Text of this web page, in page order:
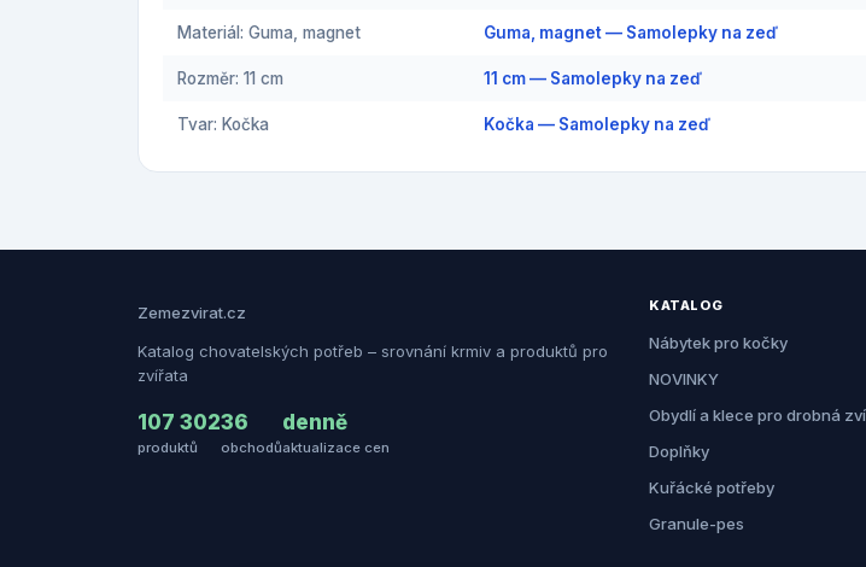
Materiál: Guma, magnet Guma, magnet — Samolepky na zeď
Rozměr: 11 cm 11 cm — Samolepky na zeď
Tvar: Kočka Kočka — Samolepky na zeď
Zemezvirat.cz
Katalog chovatelských potřeb – srovnání krmiv a produktů pro
zvířata
107 302
produktů
36
obchodů
denně
aktualizace cen
KATALOG
Nábytek pro kočky
NOVINKY
Obydlí a klece pro drobná
Doplňky
Kuřácké potřeby
Granule-pes